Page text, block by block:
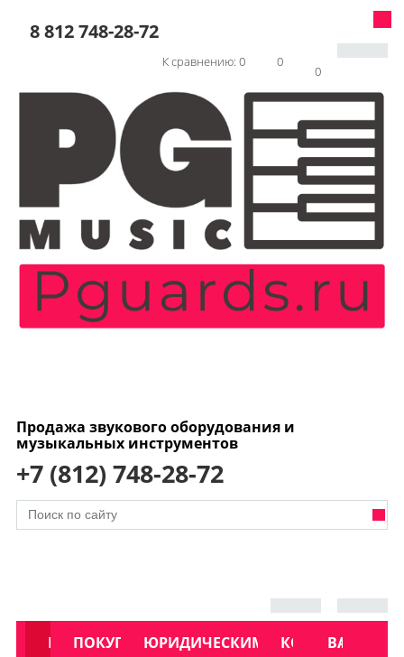
8 812 748-28-72
0
0
К сравнению: 0
Продажа звукового оборудования и
музыкальных инструментов
+7 (812) 748-28-72
АКЦИИ
КАТАЛОГ
ПОКУПАТЕЛЯМЮРИДИЧЕСКИМ ЛИЦАМКОНТАКТЫ
УСЛУГИ